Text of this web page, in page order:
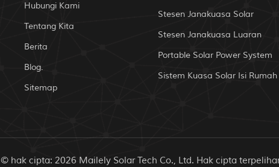
Hubungi Kami
Tentang Kita
Berita
Blog.
Sitemap
Stesen Janakuasa Solar
Stesen Janakuasa Luaran
Portable Solar Power System
Sistem Kuasa Solar Isi Rumah
© hak cipta: 2026 Mailely Solar Tech Co., Ltd. Hak cipta